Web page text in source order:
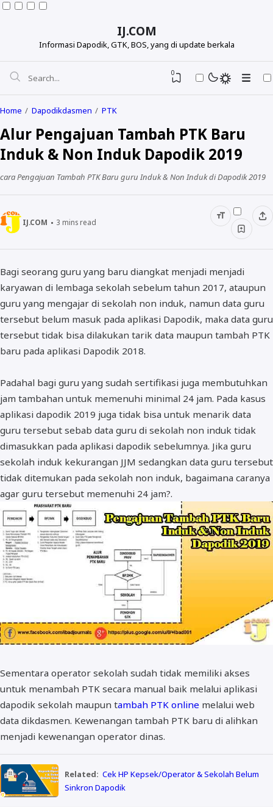
IJ.COM
Informasi Dapodik, GTK, BOS, yang di update berkala
BOS dan PIP
0
Home Dapodikdasmen PTK
Alur Pengajuan Tambah PTK Baru
Induk & Non Induk Dapodik 2019
cara Pengajuan Tambah PTK Baru guru Induk & Non Induk di Dapodik 2019
IJ.COM 3 mins read
Bagi seorang guru yang baru diangkat menjadi menjadi
karyawan di lembaga sekolah sebelum tahun 2017, ataupun
guru yang mengajar di sekolah non induk, namun data guru
tersebut belum masuk pada aplikasi Dapodik, maka data guru
tersebut tidak bisa dilakukan tarik data maupun tambah PTK
baru pada aplikasi Dapodik 2018.
Padahal bagi guru yang sudah sertifikasi juga membutuhkan
jam tambahan untuk memenuhi minimal 24 jam. Pada kasus
aplikasi dapodik 2019 juga tidak bisa untuk menarik data
guru tersebut sebab data guru di sekolah non induk tidak
dimasukkan pada aplikasi dapodik sebelumnya. Jika guru
sekolah induk kekurangan JJM sedangkan data guru tersebut
tidak ditemukan pada sekolah non induk, bagaimana caranya
agar guru tersebut memenuhi 24 jam?.
Sementara operator sekolah sudah tidak memiliki akses
untuk menambah PTK secara manual baik melalui aplikasi
dapodik sekolah maupun tambah PTK online melalui web
data dikdasmen. Kewenangan tambah PTK baru di alihkan
menjadi kewenangan operator dinas.
Related: Cek HP Kepsek/Operator & Sekolah Belum
Sinkron Dapodik